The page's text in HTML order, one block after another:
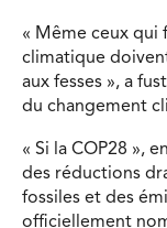
« Même ceux qui
climatique
aux fesses », a
du changement
« Si la COP28 »,
des réductions
fossiles et des
officiellement